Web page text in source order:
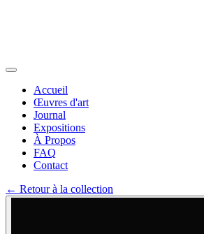
Accueil
Œuvres d'art
Journal
Expositions
À Propos
FAQ
Contact
← Retour à la collection